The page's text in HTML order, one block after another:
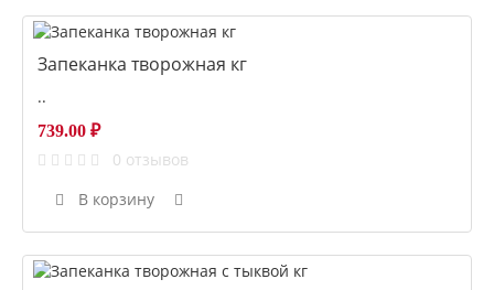
Запеканка творожная кг
..
739.00 ₽
0 отзывов
В корзину